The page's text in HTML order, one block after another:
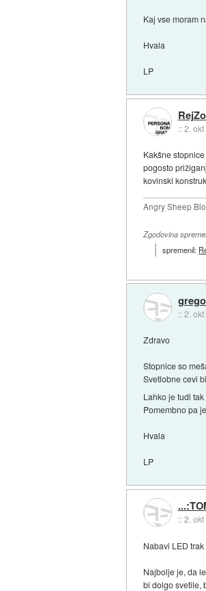
Kaj vse moram
Hvala
LP
::2.
Kakšne
pogosto
kovinski
Angry Sheep
Zgodovina
spremenil:
::2.
Zdravo
Stopnice so
Svetlobne cevi
Lahko je tudi
Pomembno pa
Hvala
LP
::2.
Nabavi LED
Najbolje je, da
bi dolgo svetile,